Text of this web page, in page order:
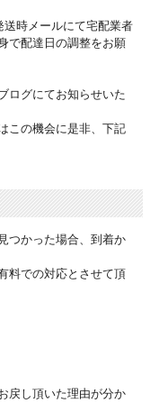
時メールにて宅配業者
で配達日の調整をお願
ログにてお知らせいた
この機会に是非、下記
つかった場合、到着か
料での対応とさせて頂
戻し頂いた理由が分か